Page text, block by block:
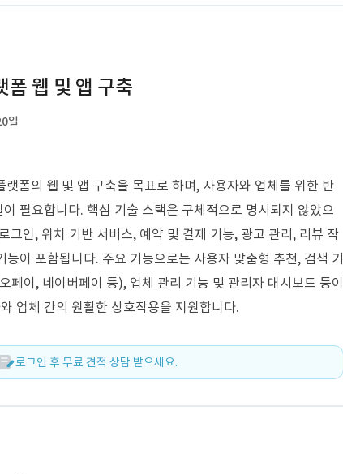
폼 웹 및 앱 구축
일
폼의 웹 및 앱 구축을 목표로 하며, 사용자와 업체를 위한 반
필요합니다. 핵심 기술 스택은 구체적으로 명시되지 않았으
그인, 위치 기반 서비스, 예약 및 결제 기능, 광고 관리, 리뷰 작
이 포함됩니다. 주요 기능으로는 사용자 맞춤형 추천, 검색 기
페이, 네이버페이 등), 업체 관리 기능 및 관리자 대시보드 등이
업체 간의 원활한 상호작용을 지원합니다.
로그인 후 무료 견적 상담 받으세요.